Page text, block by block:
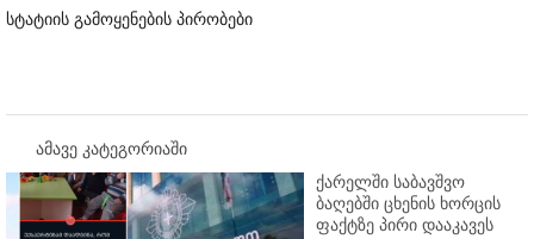
სტატიის გამოყენების პირობები
ამავე კატეგორიაში
ქარელში საბავშვო
ბაღებში ცხენის ხორცის
ფაქტზე პირი დააკავეს